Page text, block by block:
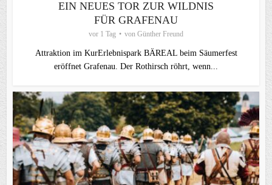
EIN NEUES TOR ZUR WILDNIS
FÜR GRAFENAU
vor 1 Tag von Günther Freund
Attraktion im KurErlebnispark BÄREAL beim Säumerfest
eröffnet Grafenau. Der Rothirsch röhrt, wenn...